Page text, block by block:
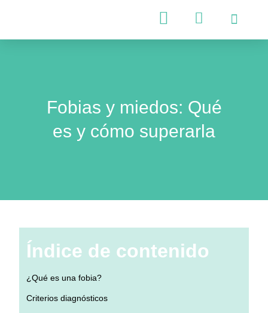
Fobias y miedos: Qué
es y cómo superarla
Índice de contenido
¿Qué es una fobia?
Criterios diagnósticos